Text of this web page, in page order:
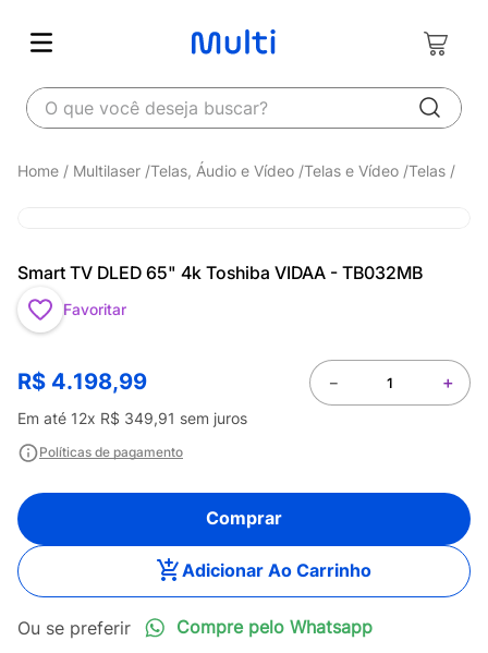
O que você deseja buscar?
Multilaser Telas, Áudio e Vídeo Telas e Vídeo Telas
Smart TV DLED 65" 4k Toshiba VIDAA - TB032MB
Favoritar
R$ 4.198,99
Em até 12x R$ 349,91 sem juros
＋
－
Políticas de pagamento
Comprar
Adicionar Ao Carrinho
Compre pelo Whatsapp